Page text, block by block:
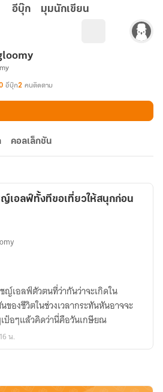
อีบุ๊ก มุมนักเขียน
อีบุ๊ก2 คนติดตาม
คอลเล็กชัน
เอลฟ์ทั้งทีขอเที่ยวให้สนุกก่อน
ญ์เอลฟ์ตัวตนที่ว่ากันว่าจะเกิดใน
องชีวิตในช่วงเวลากระทันหันอาจจะ
ป๋อๆแล้วคิดว่านี่คือวันเกษียณ
น.